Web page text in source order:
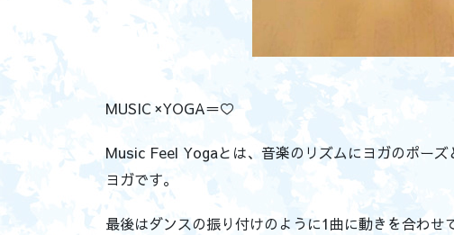
MUSIC ×YOGA＝♡
Music Feel Yogaとは、音楽のリズムにヨガのポー
ヨガです。
最後はダンスの振り付けのように1曲に動きを合わせ